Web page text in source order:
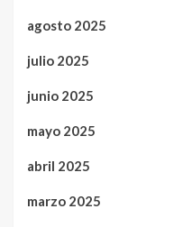
agosto 2025
julio 2025
junio 2025
mayo 2025
abril 2025
marzo 2025